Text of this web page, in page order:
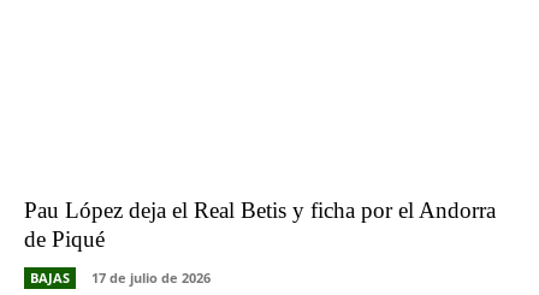
Pau López deja el Real Betis y ficha por el Andorra
de Piqué
BAJAS 17 de julio de 2026